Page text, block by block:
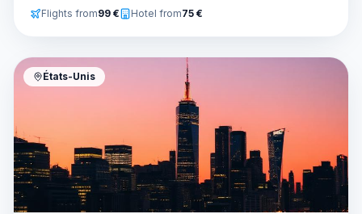
Flights from99 € Hotel from75 €
États-Unis